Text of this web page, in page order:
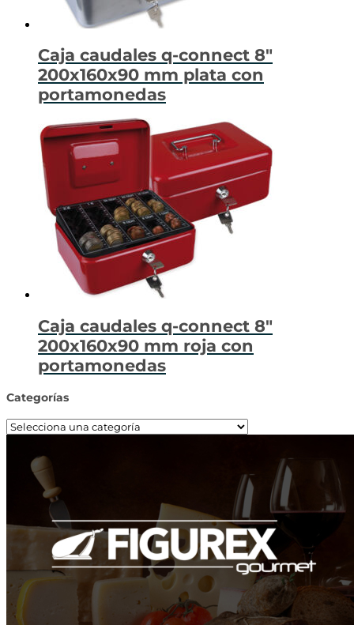
Caja caudales q-connect 8″
200x160x90 mm plata con
portamonedas
Caja caudales q-connect 8″
200x160x90 mm roja con
portamonedas
Categorías